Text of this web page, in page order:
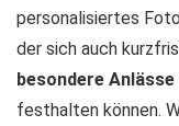
personalisiertes
der sich auch
besondere Anlässe
festhalten können.